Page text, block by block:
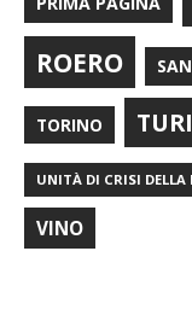
ROERO
TORINO
UNITÀ DI CRISI DELLA
VINO